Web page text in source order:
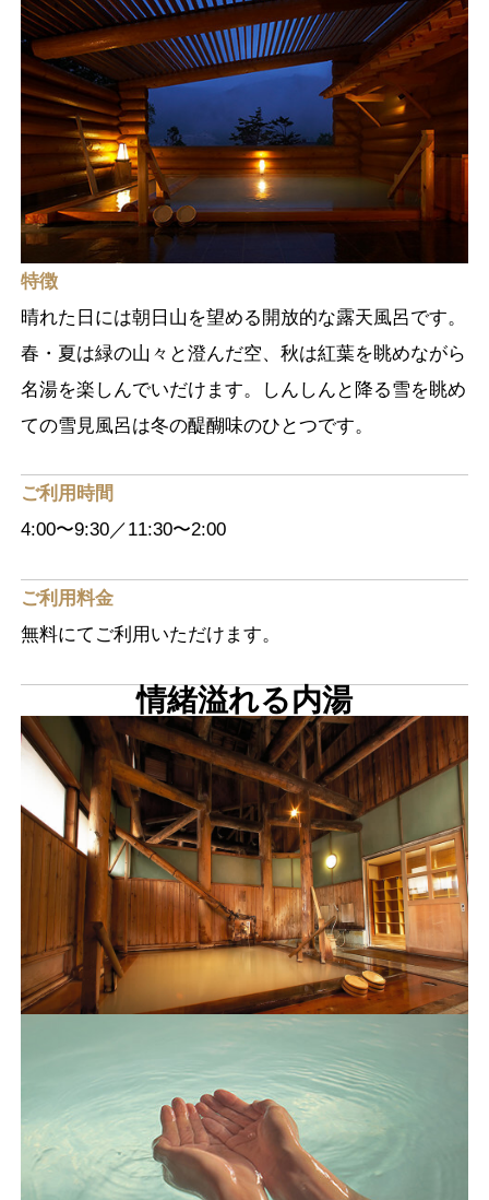
特徴
晴れた日には朝日山を望める開放的な露天風呂です。
春・夏は緑の山々と澄んだ空、秋は紅葉を眺めながら
名湯を楽しんでいだけます。しんしんと降る雪を眺め
ての雪見風呂は冬の醍醐味のひとつです。
ご利用時間
4:00〜9:30／11:30〜2:00
ご利用料金
無料にてご利用いただけます。
情緒溢れる内湯